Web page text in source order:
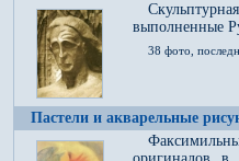
выполненные
38 фото,
Пастели и акварельные